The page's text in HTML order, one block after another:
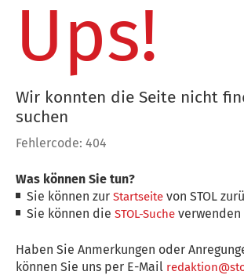
Ups!
Wir konnten die Seite nicht
suchen
Fehlercode: 404
Was können Sie tun?
Sie können zurStartseite von STOL
Sie können dieSTOL-Suche verwenden
Haben Sie Anmerkungen oder
können Sie uns per E-Mail